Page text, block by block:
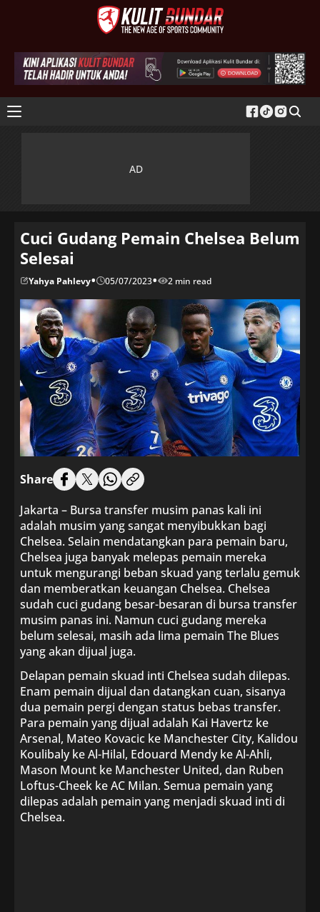
Cuci Gudang Pemain Chelsea Belum
Selesai
Yahya Pahlevy• 05/07/2023• 2 min read
Share
Jakarta – Bursa transfer musim panas kali ini
adalah musim yang sangat menyibukkan bagi
Chelsea. Selain mendatangkan para pemain baru,
Chelsea juga banyak melepas pemain mereka
untuk mengurangi beban skuad yang terlalu gemuk
dan memberatkan keuangan Chelsea. Chelsea
sudah cuci gudang besar-besaran di bursa transfer
musim panas ini. Namun cuci gudang mereka
belum selesai, masih ada lima pemain The Blues
yang akan dijual juga.
Delapan pemain skuad inti Chelsea sudah dilepas.
Enam pemain dijual dan datangkan cuan, sisanya
dua pemain pergi dengan status bebas transfer.
Para pemain yang dijual adalah Kai Havertz ke
Arsenal, Mateo Kovacic ke Manchester City, Kalidou
Koulibaly ke Al-Hilal, Edouard Mendy ke Al-Ahli,
Mason Mount ke Manchester United, dan Ruben
Loftus-Cheek ke AC Milan. Semua pemain yang
dilepas adalah pemain yang menjadi skuad inti di
Chelsea.